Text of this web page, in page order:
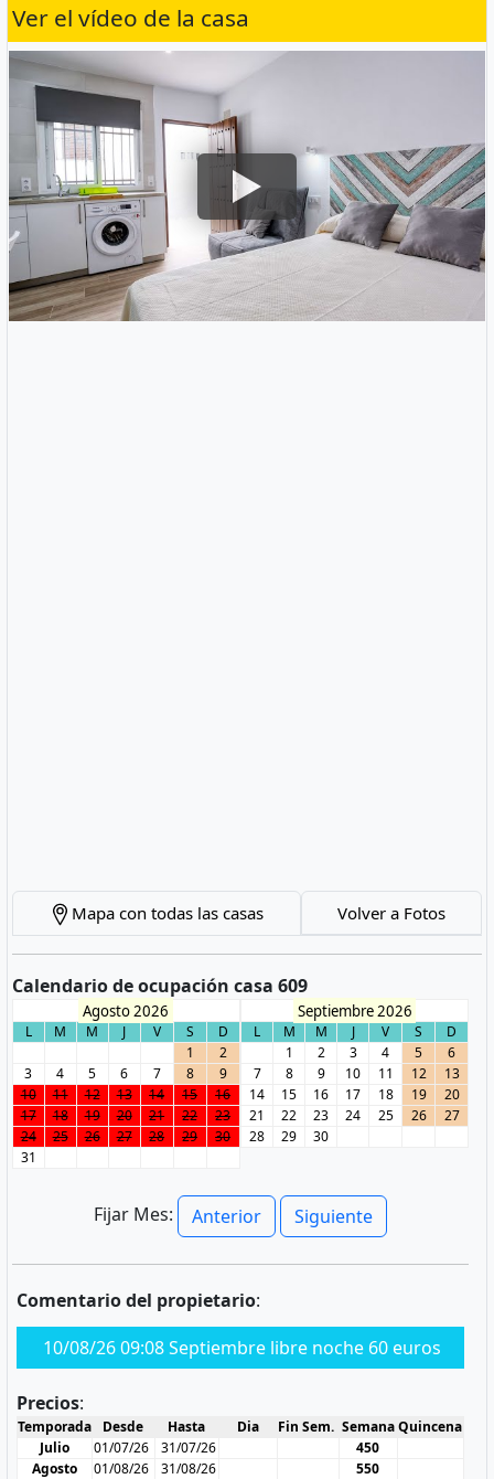
Ver el vídeo de la casa
Mapa con todas las casas Volver a Fotos
Calendario de ocupación casa 609
Agosto 2026
L M M J V S
D
1
2
3
4 5 6 7 8
9
10
11 12 13 14 15
16
17
18 19 20 21 22
23
24
25 26 27 28 29
30
31
Septiembre 2026
L M M J V S
D
1
2 3 4 5
6
7
8 9 10 11 12
13
14
15 16 17 18 19
20
21
22 23 24 25 26
27
28
29 30
Fijar Mes: Anterior Siguiente
Comentario del propietario:
10/08/26 09:08 Septiembre libre noche 60 euros
Precios:
Temporada Desde Hasta Dia Fin Sem. Semana Quincena
Julio
01/07/26 31/07/26
450
Agosto
01/08/26 31/08/26 550